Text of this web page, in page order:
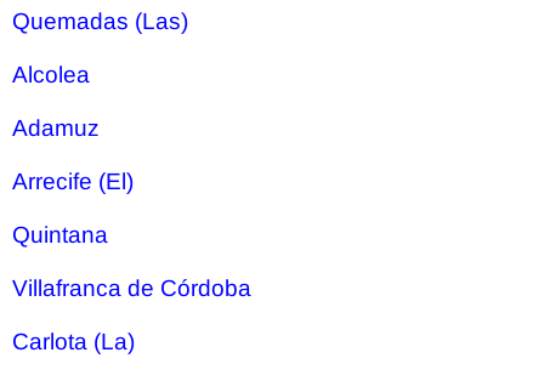
Quemadas (Las)
Alcolea
Adamuz
Arrecife (El)
Quintana
Villafranca de Córdoba
Carlota (La)